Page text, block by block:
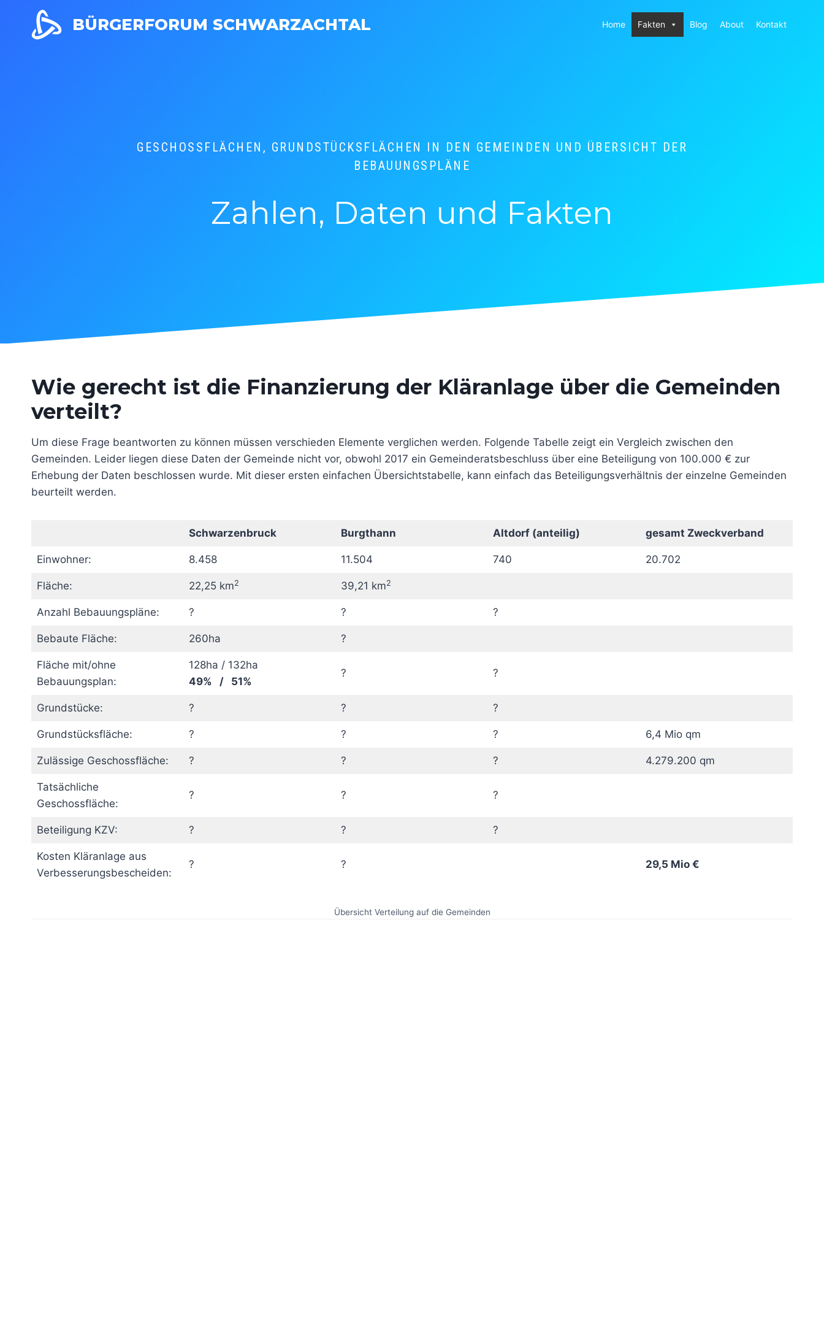
springen
BÜRGERFORUM SCHWARZACHTAL Home Fakten Blog About Kontakt
GESCHOSSFLÄCHEN, GRUNDSTÜCKSFLÄCHEN IN DEN GEMEINDEN UND ÜBERSICHT DER
BEBAUUNGSPLÄNE
Zahlen, Daten und Fakten
Wie gerecht ist die Finanzierung der Kläranlage über die Gemeinden
verteilt?
Um diese Frage beantworten zu können müssen verschieden Elemente verglichen werden. Folgende Tabelle zeigt ein Vergleich zwischen den
Gemeinden. Leider liegen diese Daten der Gemeinde nicht vor, obwohl 2017 ein Gemeinderatsbeschluss über eine Beteiligung von 100.000 € zur
Erhebung der Daten beschlossen wurde. Mit dieser ersten einfachen Übersichtstabelle, kann einfach das Beteiligungsverhältnis der einzelne Gemeinden
beurteilt werden.
Schwarzenbruck Burgthann Altdorf (anteilig) gesamt Zweckverband
Einwohner: 8.458 11.504 740 20.702
Fläche: 22,25 km2 39,21 km2
Anzahl Bebauungspläne: ? ? ?
Bebaute Fläche: 260ha ?
Fläche mit/ohne
Bebauungsplan:
128ha / 132ha
49% / 51%
? ?
Grundstücke: ? ? ?
Grundstücksfläche: ? ? ? 6,4 Mio qm
Zulässige Geschossfläche: ? ? ? 4.279.200 qm
Tatsächliche
Geschossfläche:
? ? ?
Beteiligung KZV: ? ? ?
Kosten Kläranlage aus
Verbesserungsbescheiden:
? ? 29,5 Mio €
Übersicht Verteilung auf die Gemeinden